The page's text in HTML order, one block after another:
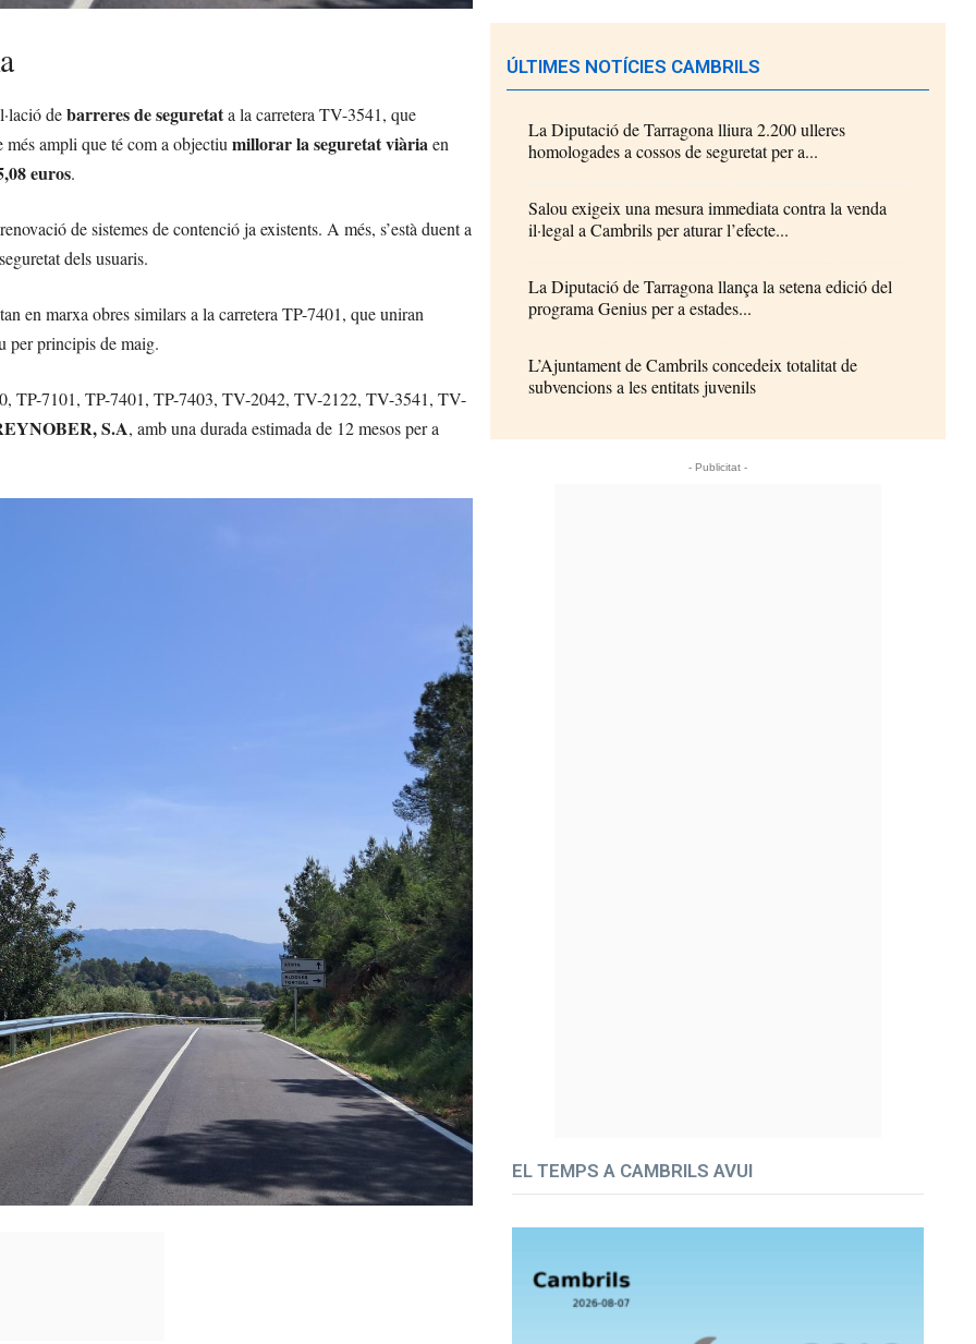
debarreres de seguretata la carretera TV-3541, que
ampli que té com a objectiu millorar la seguretat viàriaen
euros.
de sistemes de contenció ja existents. A més, s’està duent a
dels usuaris.
en marxa obres similars a la carretera TP-7401, que uniran
per principis de maig.
TP-7101, TP-7401, TP-7403, TV-2042, TV-2122, TV-3541, TV-
S.A, amb una durada estimada de 12 mesos per a
ÚLTIMES NOTÍCIES CAMBRILS
La Diputació de Tarragona lliura 2.200 ulleres
homologades a cossos de seguretat per a...
Salou exigeix una mesura immediata contra la venda
il·legal a Cambrils per aturar l’efecte...
La Diputació de Tarragona llança la setena edició del
programa Genius per a estades...
L’Ajuntament de Cambrils concedeix totalitat de
subvencions a les entitats juvenils
- Publicitat -
EL TEMPS A CAMBRILS AVUI